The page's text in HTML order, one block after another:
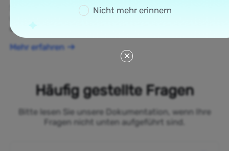
Schützen Sie Ihre Marke, überprüfen Sie Anzeigen
und führen Sie Echtzeit-Anzeigenintelligenz für
optimierte datengestützte Kampagnen durch.
Mehr erfahren
Häufig gestellte Fragen
Bitte lesen Sie unsere Dokumentation, wenn Ihre
Fragen nicht unten aufgeführt sind.
Nicht mehr erinnern